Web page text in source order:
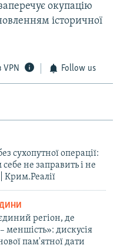
окупацію
історичної
VPN Follow us
сухопутної операції:
не заправить і не
Крим.Реалії
регіон, де
меншість»: дискусія
пам'ятної дати